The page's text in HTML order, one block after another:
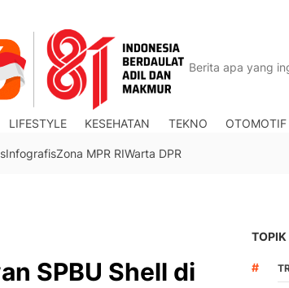
LIFESTYLE KESEHATAN TEKNO OTOMOTIF
InfografisZona MPR RIWarta DPR
SPBU Shell di
TOPIK
#